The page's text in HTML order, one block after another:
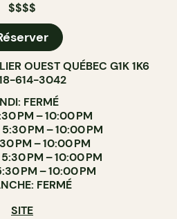
$$$$
OUEST QUÉBEC G1K 1K6
614-3042
FERMÉ
PM – 10:00 PM
5:30 PM – 10:00 PM
PM – 10:00 PM
5:30 PM – 10:00 PM
PM – 10:00 PM
FERMÉ
SITE